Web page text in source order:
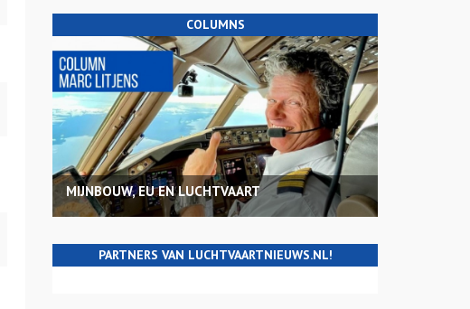
COLUMNS
MIJNBOUW, EU EN LUCHTVAART
PARTNERS VAN LUCHTVAARTNIEUWS.NL!